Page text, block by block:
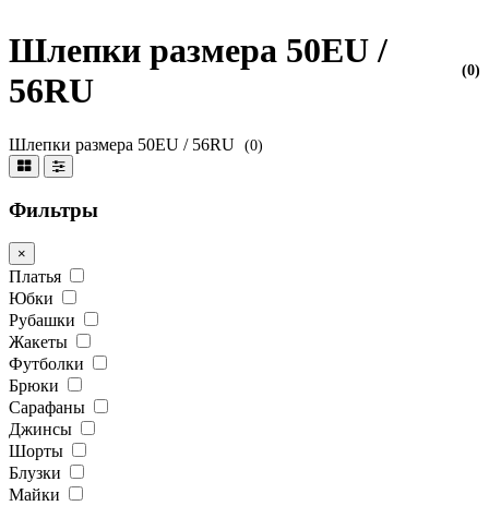
Шлепки размера 50EU /
56RU
(0)
Шлепки размера 50EU / 56RU (0)
Фильтры
×
Платья
Юбки
Рубашки
Жакеты
Футболки
Брюки
Сарафаны
Джинсы
Шорты
Блузки
Майки